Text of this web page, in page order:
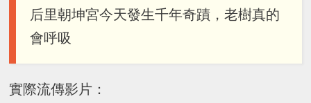
后里朝坤宮今天發生千年奇蹟，老樹真的
會呼吸
實際流傳影片：